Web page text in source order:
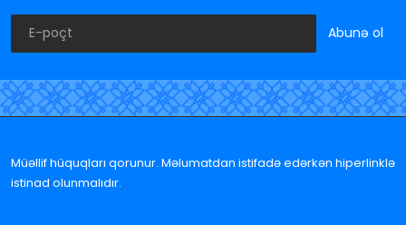
Abunə ol
Müəllif hüquqları qorunur. Məlumatdan istifadə edərkən hiperlinklə
istinad olunmalıdır.